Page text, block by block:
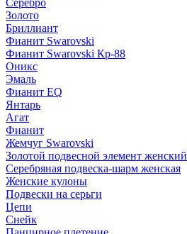
Серебро
Золото
Бриллиант
Фианит Swarovski
Фианит Swarovski Кр-88
Оникс
Эмаль
Фианит EQ
Янтарь
Агат
Фианит
Жемчуг Swarovski
Золотой подвесной элемент женcкий
Серебряная подвеска-шарм женская
Женские кулоны
Подвески на серьги
Цепи
Снейк